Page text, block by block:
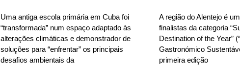
Uma antiga escola primária em Cuba foi
“transformada” num espaço adaptado às
alterações climáticas e demonstrador de
soluções para “enfrentar” os principais
desafios ambientais da
A região do Alentejo é
finalistas da categoria
Destination of the Year”
Gastronómico
primeira edição